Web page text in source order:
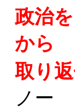
政治
から
取り返
ノー